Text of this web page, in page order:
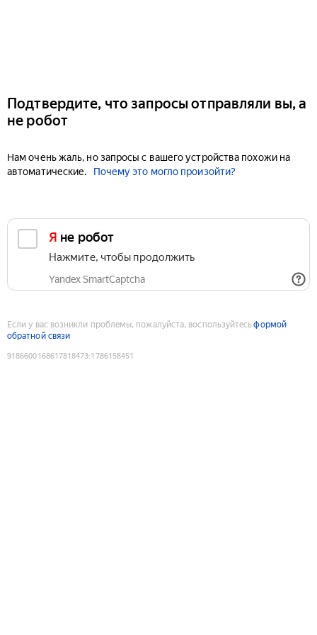
Подтвердите, что запросы отправляли вы, а
не робот
Нам очень жаль, но запросы с вашего устройства похожи на
автоматические.
Почему это могло произойти?
Я не робот
Нажмите, чтобы продолжить
Yandex SmartCaptcha
Если у вас возникли проблемы, пожалуйста, воспользуйтесьформой
обратной связи
9186600168617818473:1786158451